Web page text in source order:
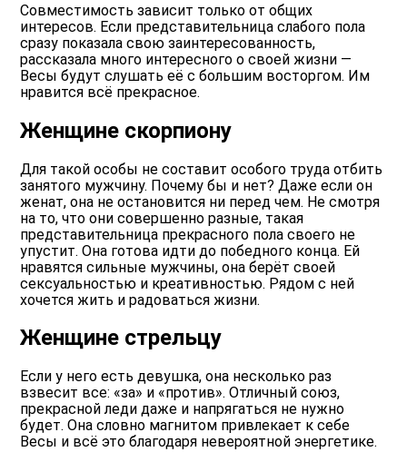
Совместимость зависит только от общих
интересов. Если представительница слабого пола
сразу показала свою заинтересованность,
рассказала много интересного о своей жизни —
Весы будут слушать её с большим восторгом. Им
нравится всё прекрасное.
Женщине скорпиону
Для такой особы не составит особого труда отбить
занятого мужчину. Почему бы и нет? Даже если он
женат, она не остановится ни перед чем. Не смотря
на то, что они совершенно разные, такая
представительница прекрасного пола своего не
упустит. Она готова идти до победного конца. Ей
нравятся сильные мужчины, она берёт своей
сексуальностью и креативностью. Рядом с ней
хочется жить и радоваться жизни.
Женщине стрельцу
Если у него есть девушка, она несколько раз
взвесит все: «за» и «против». Отличный союз,
прекрасной леди даже и напрягаться не нужно
будет. Она словно магнитом привлекает к себе
Весы и всё это благодаря невероятной энергетике.